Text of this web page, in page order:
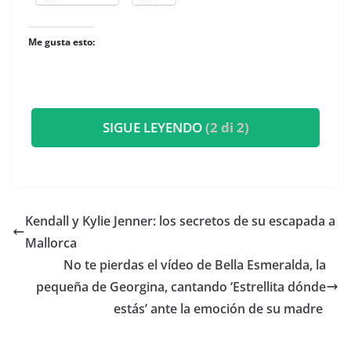
Me gusta esto:
SIGUE LEYENDO(2 di 2)
​Kendall y Kylie Jenner: los secretos de su escapada a
Mallorca
​No te pierdas el vídeo de Bella Esmeralda, la
pequeña de Georgina, cantando ‘Estrellita dónde
estás’ ante la emoción de su madre